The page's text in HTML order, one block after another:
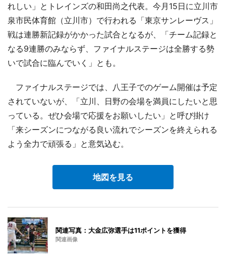
れしい」とトレインズの和田尚之代表。今月15日に立川市
泉市民体育館（立川市）で行われる「東京サンレーヴス」
戦は連勝新記録がかかった試合となるが、「チーム記録と
なる9連勝のみならず、ファイナルステージは全勝する勢
いで試合に臨んでいく」とも。
ファイナルステージでは、八王子でのゲーム開催は予定
されていないが、「立川、日野の会場を満員にしたいと思
っている。ぜひ会場で応援をお願いしたい」と呼び掛け
「来シーズンにつながる良い流れでシーズンを終えられる
よう全力で頑張る」と意気込む。
地図を見る
関連写真：大金広弥選手は11ポイントを獲得
関連画像